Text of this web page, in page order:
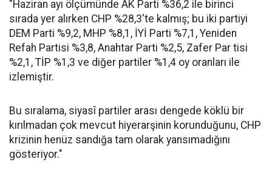
"Haziran ayı ölçümünde AK Parti %36,2 ile birinci
sırada yer alırken CHP %28,3'te kalmış; bu iki partiyi
DEM Parti %9,2, MHP %8,1, İYİ Parti %7,1, Yeniden
Refah Partisi %3,8, Anahtar Parti %2,5, Zafer Par tisi
%2,1, TİP %1,3 ve diğer partiler %1,4 oy oranları ile
izlemiştir.
Bu sıralama, siyasî partiler arası dengede köklü bir
kırılmadan çok mevcut hiyerarşinin korunduğunu, CHP
krizinin henüz sandığa tam olarak yansımadığını
gösteriyor."